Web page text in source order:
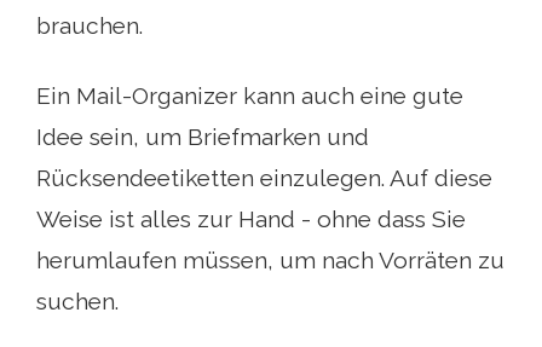
brauchen.
Ein Mail-Organizer kann auch eine gute
Idee sein, um Briefmarken und
Rücksendeetiketten einzulegen. Auf diese
Weise ist alles zur Hand - ohne dass Sie
herumlaufen müssen, um nach Vorräten zu
suchen.